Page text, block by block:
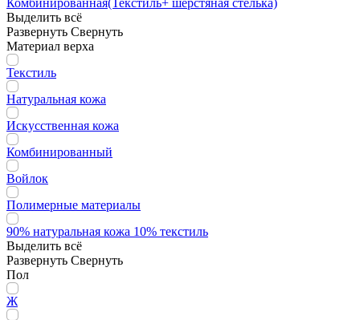
Комбинированная(Текстиль+ шерстяная стелька)
Выделить всё
Развернуть Свернуть
Материал верха
Текстиль
Натуральная кожа
Искусственная кожа
Комбинированный
Войлок
Полимерные материалы
90% натуральная кожа 10% текстиль
Выделить всё
Развернуть Свернуть
Пол
Ж